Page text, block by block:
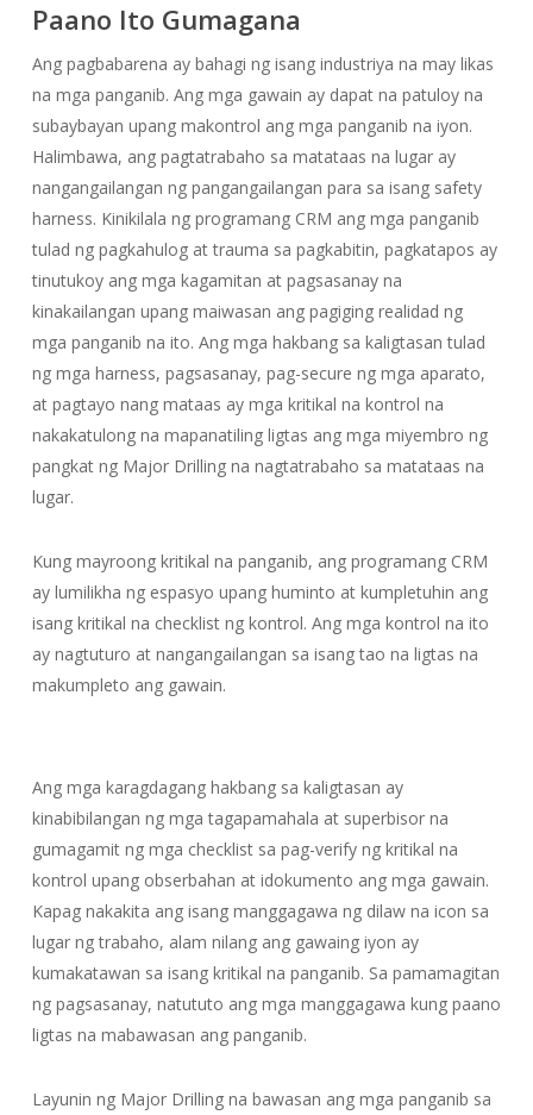
Paano Ito Gumagana
Ang pagbabarena ay bahagi ng isang industriya na may likas
na mga panganib. Ang mga gawain ay dapat na patuloy na
subaybayan upang makontrol ang mga panganib na iyon.
Halimbawa, ang pagtatrabaho sa matataas na lugar ay
nangangailangan ng pangangailangan para sa isang safety
harness. Kinikilala ng programang CRM ang mga panganib
tulad ng pagkahulog at trauma sa pagkabitin, pagkatapos ay
tinutukoy ang mga kagamitan at pagsasanay na
kinakailangan upang maiwasan ang pagiging realidad ng
mga panganib na ito. Ang mga hakbang sa kaligtasan tulad
ng mga harness, pagsasanay, pag-secure ng mga aparato,
at pagtayo nang mataas ay mga kritikal na kontrol na
nakakatulong na mapanatiling ligtas ang mga miyembro ng
pangkat ng Major Drilling na nagtatrabaho sa matataas na
lugar.
Kung mayroong kritikal na panganib, ang programang CRM
ay lumilikha ng espasyo upang huminto at kumpletuhin ang
isang kritikal na checklist ng kontrol. Ang mga kontrol na ito
ay nagtuturo at nangangailangan sa isang tao na ligtas na
makumpleto ang gawain.
Ang mga karagdagang hakbang sa kaligtasan ay
kinabibilangan ng mga tagapamahala at superbisor na
gumagamit ng mga checklist sa pag-verify ng kritikal na
kontrol upang obserbahan at idokumento ang mga gawain.
Kapag nakakita ang isang manggagawa ng dilaw na icon sa
lugar ng trabaho, alam nilang ang gawaing iyon ay
kumakatawan sa isang kritikal na panganib. Sa pamamagitan
ng pagsasanay, natututo ang mga manggagawa kung paano
ligtas na mabawasan ang panganib.
Layunin ng Major Drilling na bawasan ang mga panganib sa